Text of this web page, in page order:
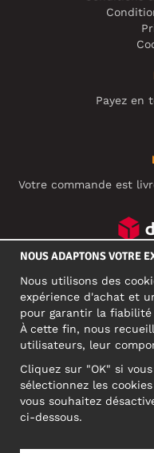
Payez en
Votre commande est
Narva
ATTENTION !
NOUS ADAPTONS VOTRE
Nous utilisons des
expérience d'achat et
pour garantir la
À cette fin, nous
utilisateurs, leur
Cliquez sur "OK" si
sélectionnez les
vous souhaitez
ci-dessous.